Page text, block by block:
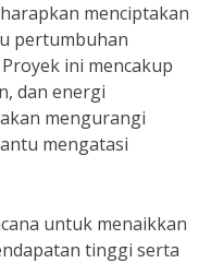
menciptakan
pertumbuhan
ini mencakup
dan energi
mengurangi
mengatasi
untuk menaikkan
tinggi serta